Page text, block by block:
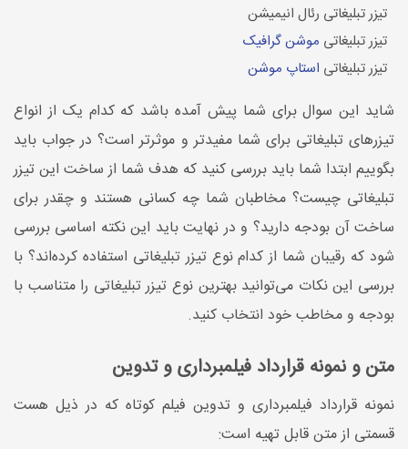
تیزر تبلیغاتی رئال انیمیشن
تیزر تبلیغاتی موشن گرافیک
تیزر تبلیغاتی استاپ موشن
شاید این سوال برای شما پیش آمده باشد که کدام یک از انواع
تیزرهای تبلیغاتی برای شما مفیدتر و موثرتر است؟ در جواب باید
بگوییم ابتدا شما باید بررسی کنید که هدف شما از ساخت این تیزر
تبلیغاتی چیست؟ مخاطبان شما چه کسانی هستند و چقدر برای
ساخت آن بودجه دارید؟ و در نهایت باید این نکته اساسی بررسی
شود که رقیبان شما از کدام نوع تیزر تبلیغاتی استفاده کرده‌اند؟ با
بررسی این نکات می‌توانید بهترین نوع تیزر تبلیغاتی را متناسب با
بودجه و مخاطب خود انتخاب کنید.
متن و نمونه قرارداد فیلمبرداری و تدوین
نمونه قرارداد فیلمبرداری و تدوین فیلم کوتاه که در ذیل هست
قسمتی از متن قابل تهیه است: